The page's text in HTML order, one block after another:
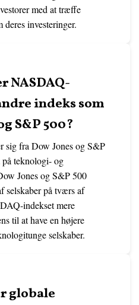
med at træffe
investeringer.
NASDAQ-
indeks som
S&P 500?
sig fra Dow Jones og S&P
teknologi- og
Jones og S&P 500
selskaber på tværs af
indekset mere
til at have en højere
selskaber.
globale